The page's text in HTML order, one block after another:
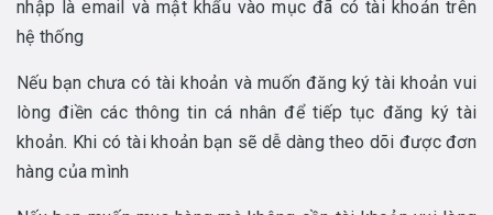
nhập là email và mật khẩu vào mục đã có tài khoản trên
hệ thống
Nếu bạn chưa có tài khoản và muốn đăng ký tài khoản vui
lòng điền các thông tin cá nhân để tiếp tục đăng ký tài
khoản. Khi có tài khoản bạn sẽ dễ dàng theo dõi được đơn
hàng của mình